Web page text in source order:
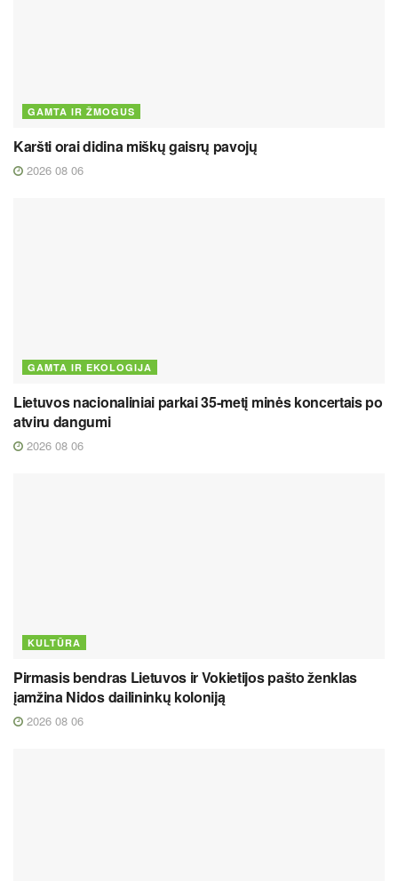
GAMTA IR ŽMOGUS
Karšti orai didina miškų gaisrų pavojų
2026 08 06
GAMTA IR EKOLOGIJA
Lietuvos nacionaliniai parkai 35-metį minės koncertais po
atviru dangumi
2026 08 06
KULTŪRA
Pirmasis bendras Lietuvos ir Vokietijos pašto ženklas
įamžina Nidos dailininkų koloniją
2026 08 06